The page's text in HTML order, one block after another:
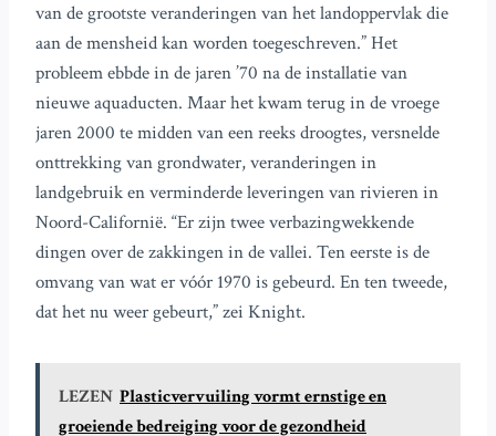
van de grootste veranderingen van het landoppervlak die
aan de mensheid kan worden toegeschreven.” Het
probleem ebbde in de jaren ’70 na de installatie van
nieuwe aquaducten. Maar het kwam terug in de vroege
jaren 2000 te midden van een reeks droogtes, versnelde
onttrekking van grondwater, veranderingen in
landgebruik en verminderde leveringen van rivieren in
Noord-Californië. “Er zijn twee verbazingwekkende
dingen over de zakkingen in de vallei. Ten eerste is de
omvang van wat er vóór 1970 is gebeurd. En ten tweede,
dat het nu weer gebeurt,” zei Knight.
LEZEN Plasticvervuiling vormt ernstige en
groeiende bedreiging voor de gezondheid